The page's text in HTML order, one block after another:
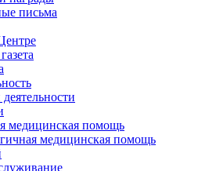
письма
медицинская помощь
медицинская помощь